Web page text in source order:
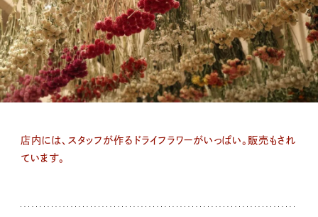
店内には、スタッフが作るドライフラワーがいっぱい。販売もされ
ています。